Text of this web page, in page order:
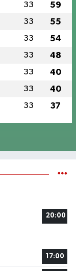
33 59
33 55
33 54
33 48
33 40
33 40
33 37
20:00
17:00